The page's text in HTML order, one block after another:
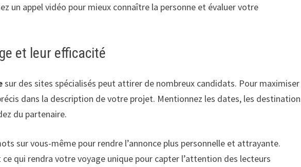
un appel vidéo pour mieux connaître la personne et évaluer votre
et leur efficacité
sur des sites spécialisés peut attirer de nombreux candidats. Pour maximiser
dans la description de votre projet. Mentionnez les dates, les
du partenaire.
sur vous-même pour rendre l’annonce plus personnelle et attrayante.
ce qui rendra votre voyage unique pour capter l’attention des lecteurs